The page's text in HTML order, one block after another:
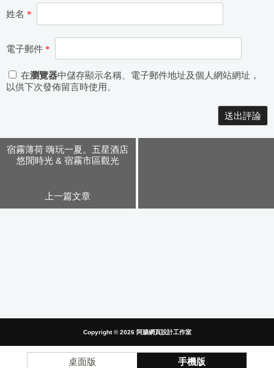
姓名 *
電子郵件 *
在瀏覽器中儲存顯示名稱、電子郵件地址及個人網站網址，
以供下次發佈留言時使用。
宿霧薄荷 嗨玩一夏。五星酒店
悠閒時光 & 宿霧市區觀光
上一篇文章
Copyright © 2026 阿腸網頁設計工作室
桌面版 手機版